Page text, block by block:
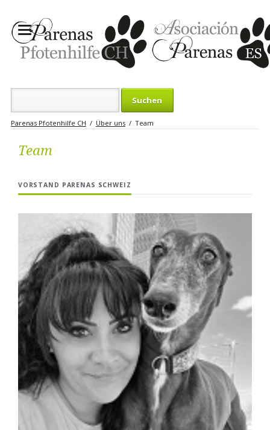
Parenas Pfotenhilfe CH Über uns Team
Team
VORSTAND PARENAS SCHWEIZ